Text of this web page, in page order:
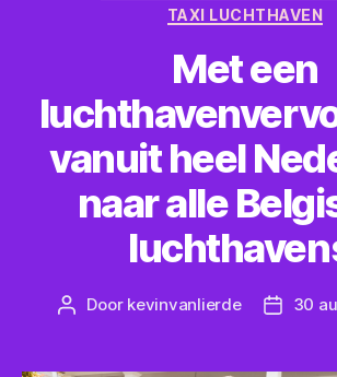
TAXI LUCHTHAVEN
Met een
vanuit heel
naar alle
Bericht
Door kevinvanlierde 30